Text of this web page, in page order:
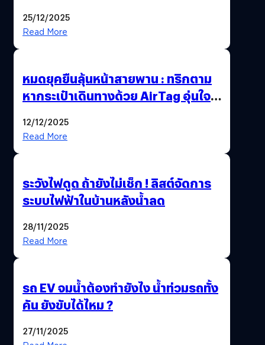
25/12/2025
Read More
หมดยุคยืนลุ้นหน้าสายพาน : ทริกตาม
หากระเป๋าเดินทางด้วย AirTag อุ่นใจ
12/12/2025
Read More
ระวังไฟดูด ถ้ายังไม่เช็ก ! ลิสต์จัดการ
ระบบไฟฟ้าในบ้านหลังน้ำลด
28/11/2025
Read More
รถ EV จมน้ำต้องทำยังไง น้ำท่วมรถทั้ง
คัน ยังขับได้ไหม ?
27/11/2025